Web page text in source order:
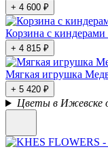
+ 4 600 ₽
Корзина с
+ 4 815 ₽
Мягкая игрушка
+ 5 420 ₽
Цветы в Ижевске